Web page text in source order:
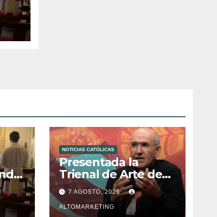
de
NOTICIAS CATÓLICAS
Presentada la
Trienal de Arte de
las Universidades
Católicas: «Exercises
in Empathy»
7 AGOSTO, 2026
ALTOMARKETING